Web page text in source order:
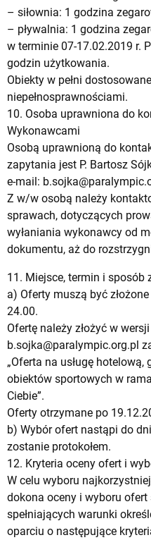
– siłownia: 1 godzina
– pływalnia: 1 godzina
w terminie 07-17.02.2019 r.
godzin użytkowania.
Obiekty w pełni
niepełnosprawnościami.
10. Osoba uprawniona do
Wykonawcami
Osobą uprawnioną do
zapytania jest P. Bartosz
e-mail:
Z w/w osobą należy
sprawach, dotyczących
wyłaniania wykonawcy od
dokumentu, aż do
11. Miejsce, termin i sposób
a) Oferty muszą być
24.00.
Ofertę należy złożyć w
b.sojka@paralympic.org.pl
„Oferta na usługę
obiektów sportowych w
Ciebie”.
Oferty otrzymane po
b) Wybór ofert nastąpi do
zostanie protokołem.
12. Kryteria oceny ofert i
W celu wyboru
dokona oceny i wyboru
spełniających warunki
oparciu o następujące